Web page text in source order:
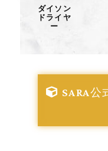
ダイソン
ドライヤ
ー
SARA